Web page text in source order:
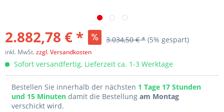
2.882,78 € * 3.034,50 € * (5% gespart)
inkl. MwSt.zzgl. Versandkosten
Sofort versandfertig, Lieferzeit ca. 1-3 Werktage
Bestellen Sie innerhalb der nächsten 1 Tage 17 Stunden
und 15 Minuten damit die Bestellung am Montag
verschickt wird.